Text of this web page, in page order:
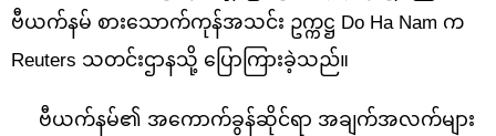
ဗီယက်နမ် စားသောက်ကုန်အသင်း ဥက္ကဋ္ဌ Do Ha Nam က
Reuters သတင်းဌာနသို့ ပြောကြားခဲ့သည်။
ဗီယက်နမ်၏ အကောက်ခွန်ဆိုင်ရာ အချက်အလက်များ